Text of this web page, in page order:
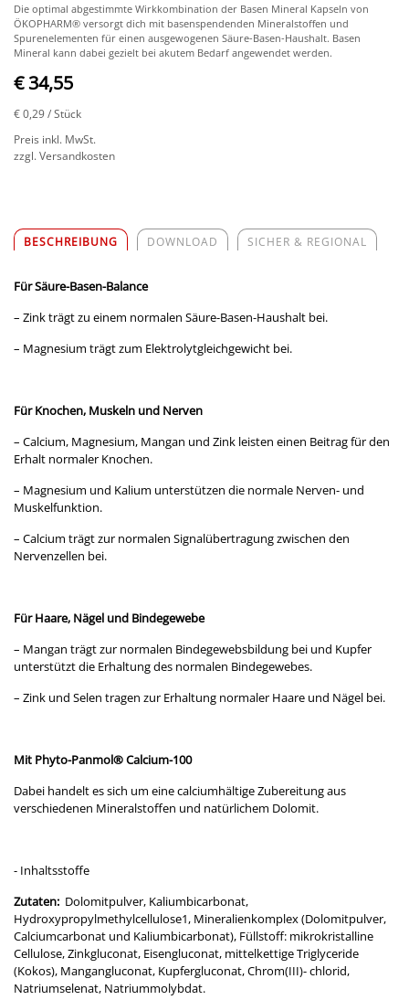
Die optimal abgestimmte Wirkkombination der Basen Mineral Kapseln von
ÖKOPHARM® versorgt dich mit basenspendenden Mineralstoffen und
Spurenelementen für einen ausgewogenen Säure-Basen-Haushalt. Basen
Mineral kann dabei gezielt bei akutem Bedarf angewendet werden.
€ 34,55
€ 0,29/ Stück
Preis inkl. MwSt.
zzgl. Versandkosten
BESCHREIBUNG DOWNLOAD SICHER & REGIONAL
Für Säure-Basen-Balance
– Zink trägt zu einem normalen Säure-Basen-Haushalt bei.
– Magnesium trägt zum Elektrolytgleichgewicht bei.
Für Knochen, Muskeln und Nerven
– Calcium, Magnesium, Mangan und Zink leisten einen Beitrag für den
Erhalt normaler Knochen.
– Magnesium und Kalium unterstützen die normale Nerven- und
Muskelfunktion.
– Calcium trägt zur normalen Signalübertragung zwischen den
Nervenzellen bei.
Für Haare, Nägel und Bindegewebe
– Mangan trägt zur normalen Bindegewebsbildung bei und Kupfer
unterstützt die Erhaltung des normalen Bindegewebes.
– Zink und Selen tragen zur Erhaltung normaler Haare und Nägel bei.
Mit Phyto-Panmol® Calcium-100
Dabei handelt es sich um eine calciumhältige Zubereitung aus
verschiedenen Mineralstoffen und natürlichem Dolomit.
- Inhaltsstoffe
Zutaten: Dolomitpulver, Kaliumbicarbonat,
Hydroxypropylmethylcellulose1, Mineralienkomplex (Dolomitpulver,
Calciumcarbonat und Kaliumbicarbonat), Füllstoff: mikrokristalline
Cellulose, Zinkgluconat, Eisengluconat, mittelkettige Triglyceride
(Kokos), Mangangluconat, Kupfergluconat, Chrom(III)- chlorid,
Natriumselenat, Natriummolybdat.